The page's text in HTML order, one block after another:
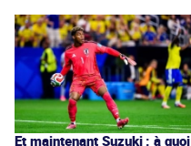
Et maintenant Suzuki : à quoi